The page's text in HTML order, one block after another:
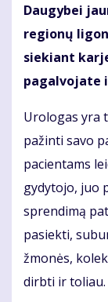
Daugybei
regionų
siekiant
pagalvojate
Urologas yra
pažinti savo
pacientams
gydytojo, juo
sprendimą
pasiekti,
žmonės,
dirbti ir toliau.